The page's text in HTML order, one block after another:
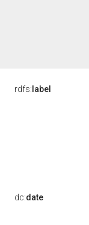
rdfs: label
dc:date